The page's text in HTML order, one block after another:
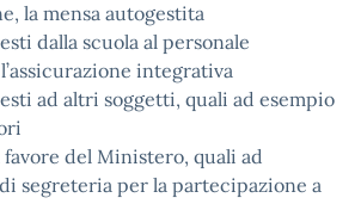
la mensa autogestita
dalla scuola al personale
integrativa
ad altri soggetti, quali ad esempio
del Ministero, quali ad
segreteria per la partecipazione a